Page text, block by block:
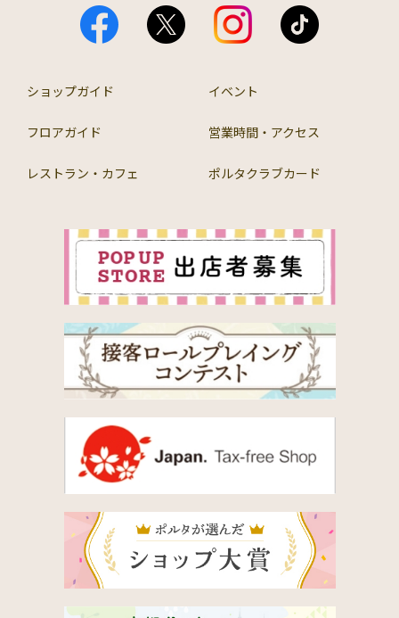
ショップガイド イベント
フロアガイド 営業時間・アクセス
レストラン・カフェ ポルタクラブカード